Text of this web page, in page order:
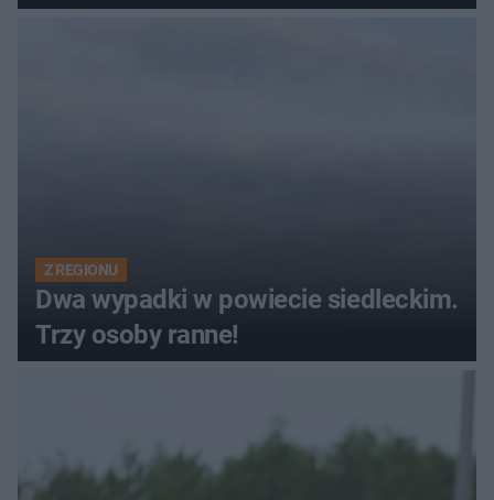
Z REGIONU
Dwa wypadki w powiecie siedleckim.
Trzy osoby ranne!